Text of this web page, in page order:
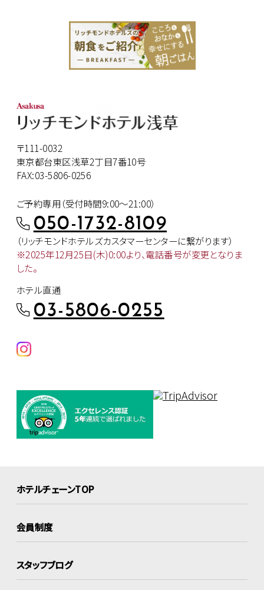
〒111-0032
東京都台東区浅草2丁目7番10号
FAX:03-5806-0256
ご予約専用（受付時間9:00～21:00）
050-1732-8109
（リッチモンドホテルズカスタマーセンターに繋がります）
※2025年12月25日(木)0:00より、電話番号が変更となりま
した。
ホテル直通
03-5806-0255
ホテルチェーンTOP
会員制度
スタッフブログ